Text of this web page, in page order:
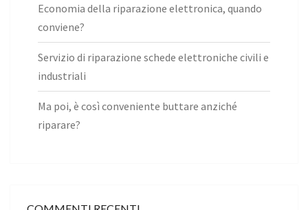
Economia della riparazione elettronica, quando
conviene?
Servizio di riparazione schede elettroniche civili e
industriali
Ma poi, è così conveniente buttare anziché
riparare?